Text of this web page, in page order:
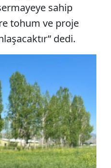
sahip
tohum ve proje
dedi.